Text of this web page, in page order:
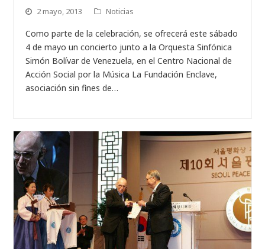
2 mayo, 2013 Noticias
Como parte de la celebración, se ofrecerá este sábado
4 de mayo un concierto junto a la Orquesta Sinfónica
Simón Bolívar de Venezuela, en el Centro Nacional de
Acción Social por la Música La Fundación Enclave,
asociación sin fines de…